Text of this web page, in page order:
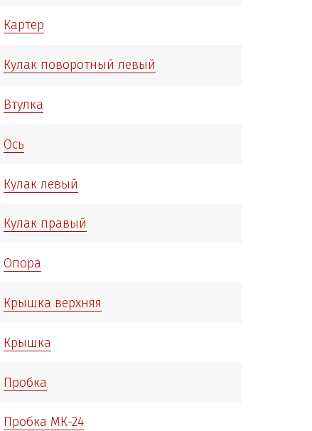
Картер
Кулак поворотный левый
Втулка
Ось
Кулак левый
Кулак правый
Опора
Крышка верхняя
Крышка
Пробка
Пробка МК-24